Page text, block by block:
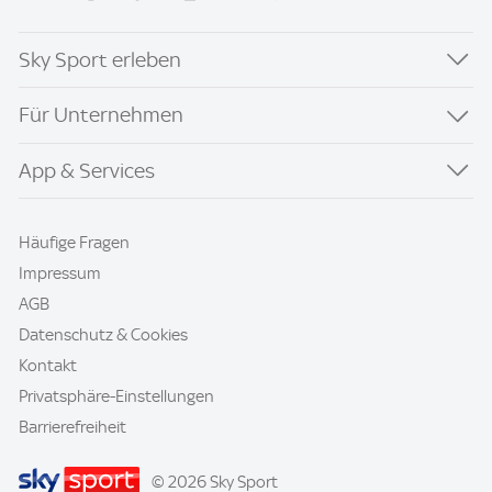
Sky Sport erleben
Für Unternehmen
App & Services
Häufige Fragen
Impressum
AGB
Datenschutz & Cookies
Kontakt
Privatsphäre-Einstellungen
Barrierefreiheit
© 2026 Sky Sport